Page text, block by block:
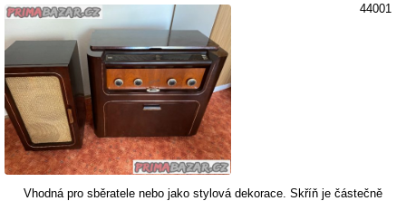
44001
Vhodná pro sběratele nebo jako stylová dekorace. Skříň je částečně